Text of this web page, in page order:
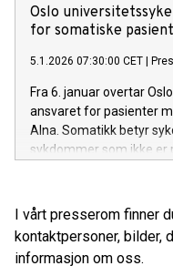
Oslo
for somatiske
5.1.2026 07:30:00 CET
Fra 6. januar overtar
ansvaret for pasienter
Alna. Somatikk betyr
sykdommer som ikke er
I vårt presserom finner
kontaktpersoner, bilder,
informasjon om oss.